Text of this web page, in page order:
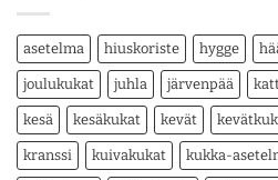
asetelma hiuskoriste hygge
joulukukat juhla järvenpää
kesä kesäkukat kevät
kranssi kuivakukat kukka-